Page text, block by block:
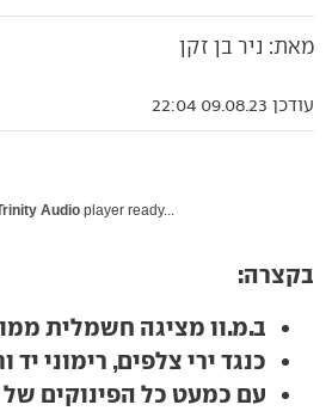
מאת: ניר בן זקן
עודכן 09.08.23 22:04
Audio player ready...
בקצרה:
ב.מ.וו מציגה חשמלית
כנגד ירי צלפים, רימוני
עם כמעט כל הפינוקים